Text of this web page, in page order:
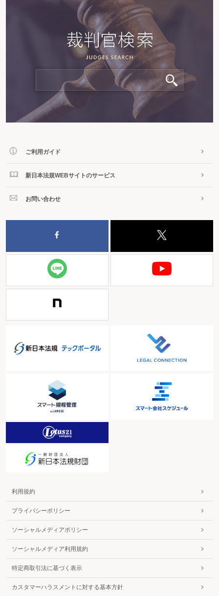
ご利用ガイド
新日本法規WEBサイトのサービス
お問い合わせ
利用規約
プライバシーポリシー
ソーシャルメディアポリシー
ソーシャルメディア利用規約
特定商取引法に基づく表示
カスタマーハラスメントに対する基本方針